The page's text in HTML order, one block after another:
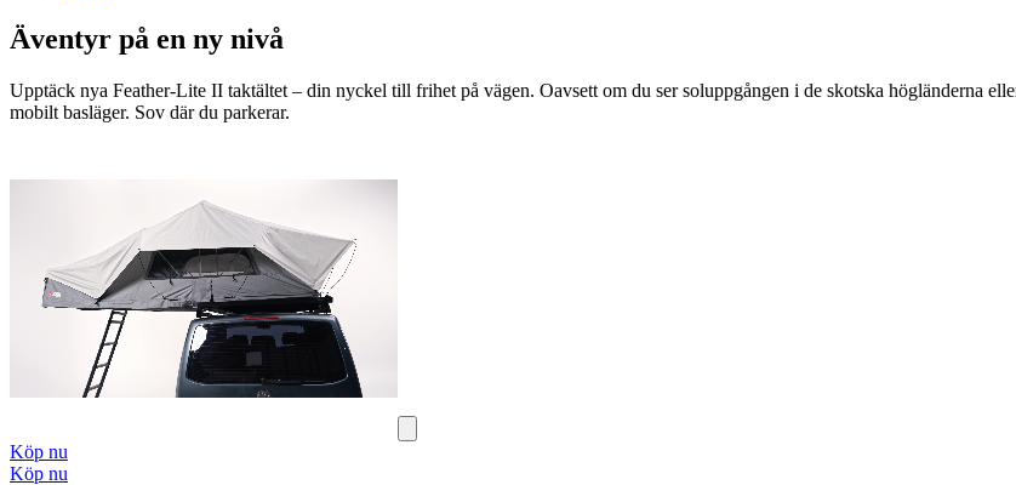
Äventyr på en ny nivå
Upptäck nya Feather-Lite II taktältet – din nyckel till frihet på vägen. Oavsett om du ser soluppgången i de skotska högländerna
mobilt basläger. Sov där du parkerar.
Köp nu
Köp nu